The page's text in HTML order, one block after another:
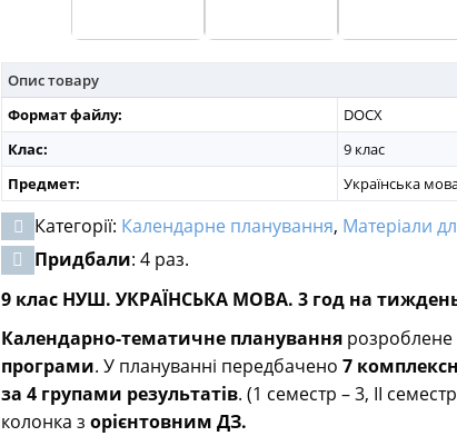
Опис товару
Формат файлу:
DOCX
Клас:
9 клас
Предмет:
Українська
Категорії: Календарне планування, Матеріали
Придбали: 4 раз.
9 клас НУШ. УКРАЇНСЬКА МОВА. 3 год на
Календарно-тематичне планування розроблене
програми. У плануванні передбачено 7
за 4 групами результатів. (1 семестр – 3, ІІ
колонка з орієнтовним ДЗ.